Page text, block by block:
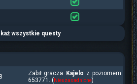
wszystkie questy
Zabił gracza Kajelo z poziomem
653771. ( Nieuzasadnione)